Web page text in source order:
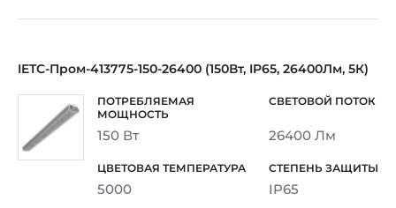
IETC-Пром-413775-150-26400 (150Вт, IP65, 26400Лм, 5К)
150 Вт 26400 Лм
5000 IP65